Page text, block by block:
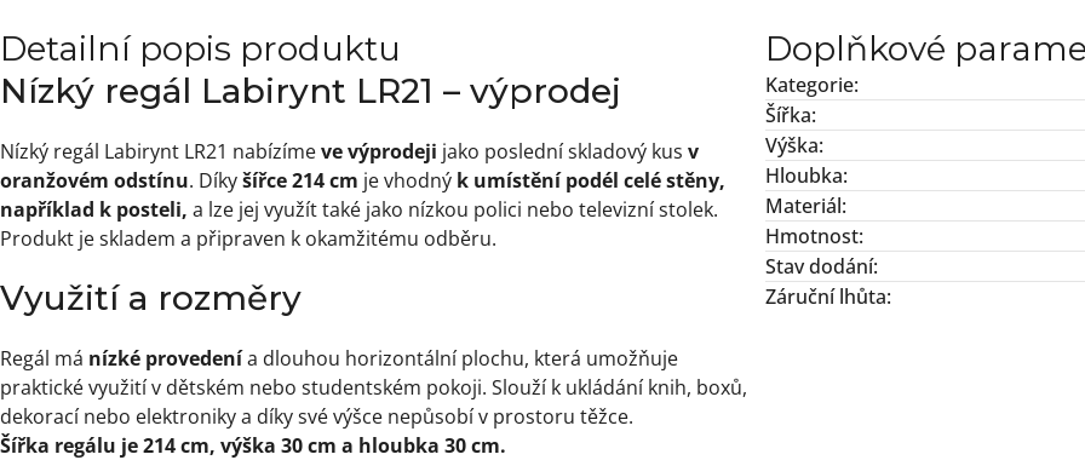
Detailní popis produktu
Nízký regál Labirynt LR21 – výprodej
Nízký regál Labirynt LR21 nabízímeve výprodeji jako poslední skladový kus v
oranžovém odstínu. Díkyšířce 214 cm je vhodný k umístění podél celé stěny,
například k posteli, a lze jej využít také jako nízkou polici nebo televizní stolek.
Produkt je skladem a připraven k okamžitému odběru.
Využití a rozměry
Regál má nízké provedenía dlouhou horizontální plochu, která umožňuje
praktické využití v dětském nebo studentském pokoji. Slouží k ukládání knih, boxů,
dekorací nebo elektroniky a díky své výšce nepůsobí v prostoru těžce.
Šířka regálu je 214 cm, výška 30 cm a hloubka 30 cm.
Doplňkové
Kategorie:
Šířka:
Výška:
Hloubka:
Materiál:
Hmotnost:
Stav dodání:
Záruční lhůta: